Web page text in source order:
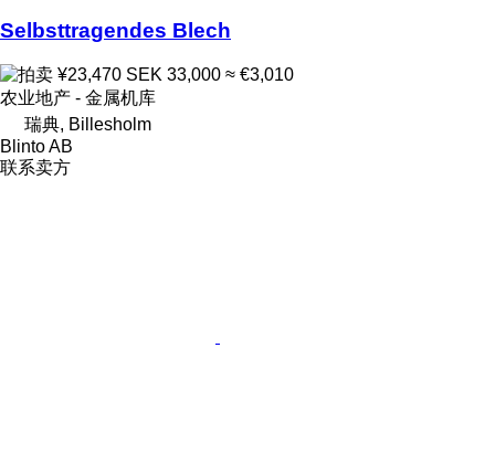
Selbsttragendes Blech
¥23,470 SEK 33,000 ≈ €3,010
农业地产 - 金属机库
瑞典, Billesholm
Blinto AB
联系卖方